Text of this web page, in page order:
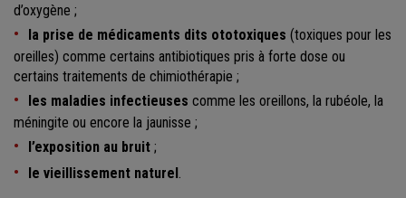
d’oxygène ;
la prise de médicaments dits ototoxiques (toxiques pour les
oreilles) comme certains antibiotiques pris à forte dose ou
certains traitements de chimiothérapie ;
les maladies infectieuses comme les oreillons, la rubéole, la
méningite ou encore la jaunisse ;
l’exposition au bruit ;
le vieillissement naturel